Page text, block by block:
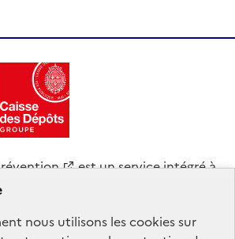
nous utilisons lescookiessur
est un service intégré à
mandaté par le ministère du
et des Solidarités. La Caisse des
du Compte personnel de